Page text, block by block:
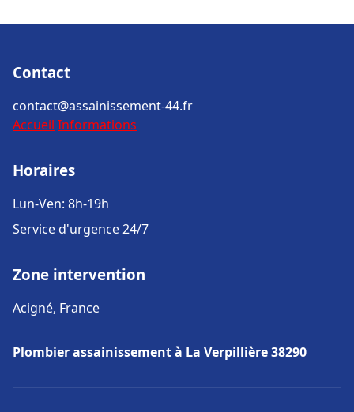
Contact
contact@assainissement-44.fr
Accueil Informations
Horaires
Lun-Ven: 8h-19h
Service d'urgence 24/7
Zone intervention
Acigné, France
Plombier assainissement à La Verpillière 38290